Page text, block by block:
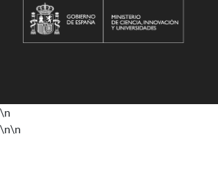
\n
\n\n